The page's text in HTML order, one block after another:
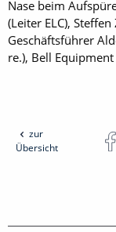
Nase beim
(Leiter ELC),
Geschäftsführer
re.), Bell
zur
Übersicht